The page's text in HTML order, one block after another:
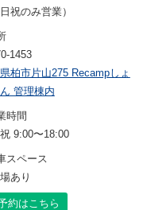
日祝のみ営業）
1453
柏市片山275 Recampしょ
管理棟内
時間
9:00〜18:00
スペース
あり
約はこちら